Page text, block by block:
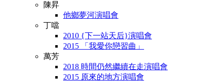
陳昇
他鄉夢河演唱會
丁噹
2010 {下一站天后}演唱會
2015 「我愛你戀習曲」
萬芳
2018 時間仍然繼續在走演唱會
2015 原來的地方演唱會